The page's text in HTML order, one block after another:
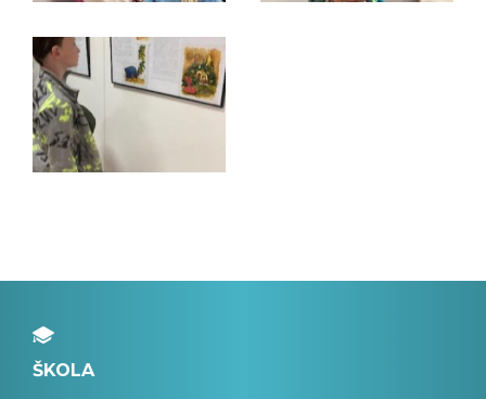
ŠKOLA